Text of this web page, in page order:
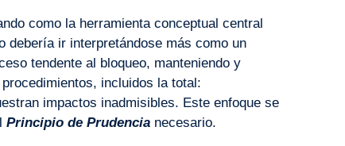
como la herramienta conceptual central
debería ir interpretándose más como un
tendente al bloqueo, manteniendo y
incluidos la total:
impactos inadmisibles. Este enfoque se
Principio de Prudencia necesario.